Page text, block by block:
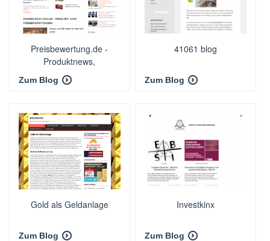
Preisbewertung.de -
Produktnews,
Bewertungen, Preise
Zum Blog
41061 blog
Zum Blog
Gold als Geldanlage
Zum Blog
Investkinx
Zum Blog